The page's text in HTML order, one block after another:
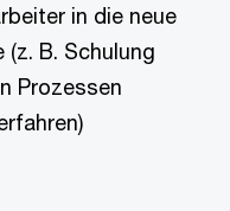
in die neue
B. Schulung
Prozessen